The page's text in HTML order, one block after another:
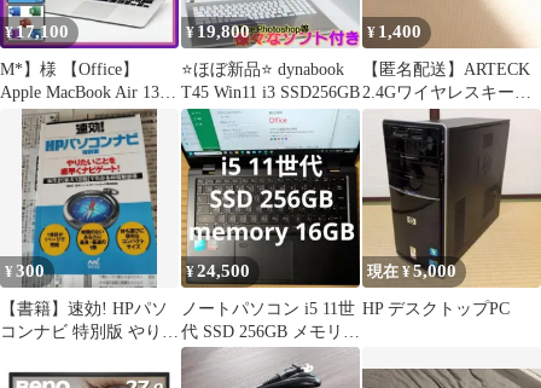
¥17,100
M*】様 【Office】
Apple MacBook Air 13イ
ンチ128G
¥19,800
⭐️ほぼ新品⭐️ dynabook
T45 Win11 i3 SSD256GB
¥ 1,400
【匿名配送】ARTECK
2.4Gワイヤレスキーボ
ード ブラック
¥300
【書籍】速効! HPパソ
コンナビ 特別版 やりた
ート!
¥24,500
ノートパソコン i5 11世
代 SSD 256GB メモリー
16GB オフィス
現在 ¥5,000
HP デスクトップPC